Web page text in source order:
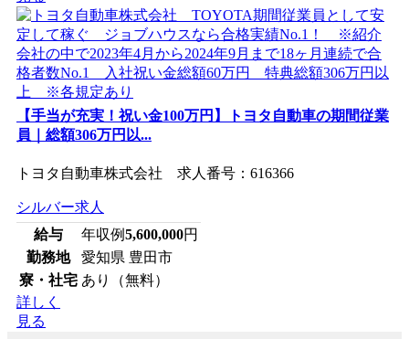
【手当が充実！祝い金100万円】トヨタ自動車の期間従業
員｜総額306万円以...
トヨタ自動車株式会社 求人番号：616366
シルバー求人
給与
年収例5,600,000円
勤務地
愛知県 豊田市
寮・社宅 あり（無料）
詳しく
見る